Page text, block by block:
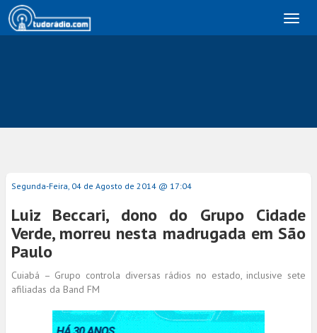
Segunda-Feira, 04 de Agosto de 2014 @ 17:04
Luiz Beccari, dono do Grupo Cidade
Verde, morreu nesta madrugada em São
Paulo
Cuiabá – Grupo controla diversas rádios no estado, inclusive sete
afiliadas da Band FM